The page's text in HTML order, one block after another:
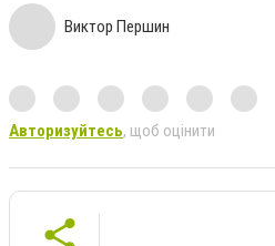
Виктор Першин
Авторизуйтесь, щоб оцінити